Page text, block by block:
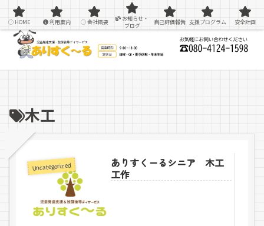
感覚統合療法を用いた療育＆支援
木工
Uncategorized
ありすくーるシニア 木工
工作
HOME 利用案内 会社概要
お知らせ・
ブログ
自己評価報告 支援プログラム 安全計画